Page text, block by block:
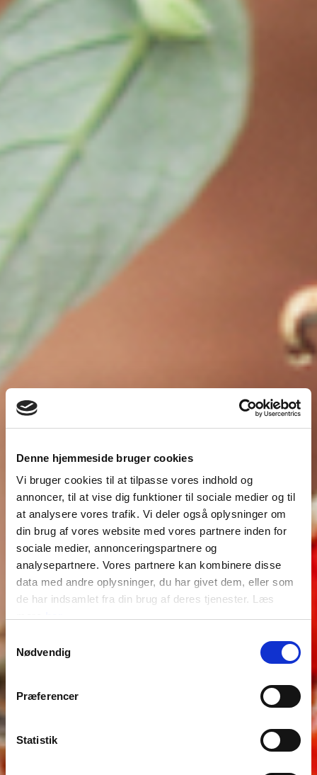
Denne hjemmeside bruger cookies
Vi bruger cookies til at tilpasse vores indhold og
annoncer, til at vise dig funktioner til sociale medier og til
at analysere vores trafik. Vi deler også oplysninger om
din brug af vores website med vores partnere inden for
sociale medier, annonceringspartnere og
analysepartnere. Vores partnere kan kombinere disse
data med andre oplysninger, du har givet dem, eller som
de har indsamlet fra din brug af deres tjenester. Læs
Samtykkevalg
Nødvendig
Præferencer
Statistik
LOVE, LUST & FREEDOM
–05.01.2025